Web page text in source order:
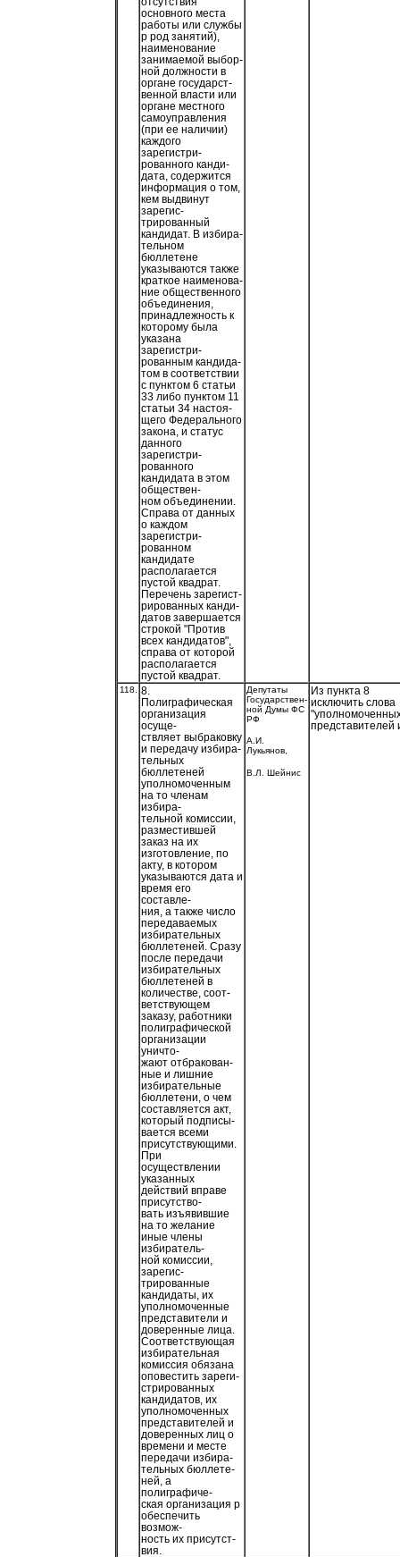
основного места
работы или службы
р род занятий),
наименование
занимаемой выбор-
ной должности в
органе государст-
венной власти или
органе местного
самоуправления
(при ее наличии)
каждого
зарегистри-
рованного канди-
дата, содержится
информация о том,
кем выдвинут
зарегис-
трированный
кандидат. В избира-
тельном
бюллетене
указываются также
краткое наименова-
ние общественного
объединения,
принадлежность к
которому была
указана
зарегистри-
рованным кандида-
том в соответствии
с пунктом 6 статьи
33 либо пунктом 11
статьи 34 настоя-
щего Федерального
закона, и статус
данного
зарегистри-
рованного
кандидата в этом
обществен-
ном объединении.
Справа от данных
о каждом
зарегистри-
рованном
кандидате
располагается
пустой квадрат.
Перечень зарегист-
рированных канди-
датов завершается
строкой "Против
всех кандидатов",
справа от которой
располагается
пустой квадрат.
118.
8.
Полиграфическая
организация
осуще-
ствляет выбраковку
и передачу избира-
тельных
бюллетеней
уполномоченным
на то членам
избира-
тельной комиссии,
разместившей
заказ на их
изготовление, по
акту, в котором
указываются дата и
время его
составле-
ния, а также число
передаваемых
избирательных
бюллетеней. Сразу
после передачи
избирательных
бюллетеней в
количестве, соот-
ветствующем
заказу, работники
полиграфической
организации
уничто-
жают отбракован-
ные и лишние
избирательные
бюллетени, о чем
составляется акт,
который подписы-
вается всеми
присутствующими.
При
осуществлении
указанных
действий вправе
присутство-
вать изъявившие
на то желание
иные члены
избиратель-
ной комиссии,
зарегис-
трированные
кандидаты, их
уполномоченные
представители и
доверенные лица.
Соответствующая
избирательная
комиссия обязана
оповестить зареги-
стрированных
кандидатов, их
уполномоченных
представителей и
доверенных лиц о
времени и месте
передачи избира-
тельных бюллете-
ней, а
полиграфиче-
ская организация р
обеспечить
возмож-
ность их присутст-
вия.
Депутаты
Государствен-
ной Думы ФС
РФ
А.И.
Лукьянов,
В.Л. Шейнис
Из пункта 8
исключить слова
представителей